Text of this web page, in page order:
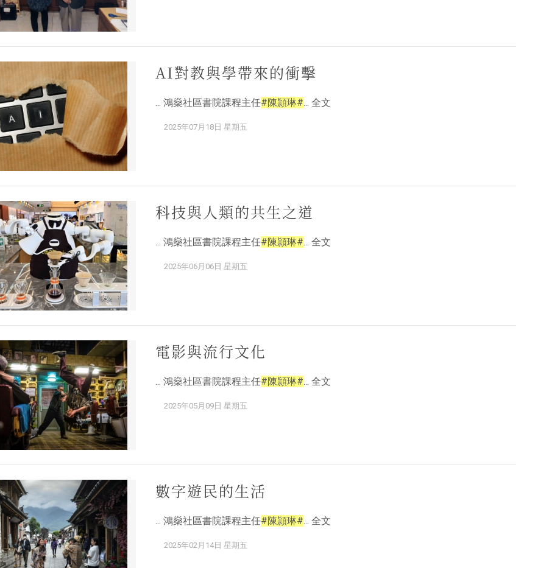
AI對教與學帶來的衝擊
... 鴻燊社區書院課程主任#陳頴琳#... 全文
2025年07月18日 星期五
科技與人類的共生之道
... 鴻燊社區書院課程主任#陳頴琳#... 全文
2025年06月06日 星期五
電影與流行文化
... 鴻燊社區書院課程主任#陳頴琳#... 全文
2025年05月09日 星期五
數字遊民的生活
... 鴻燊社區書院課程主任#陳頴琳#... 全文
2025年02月14日 星期五